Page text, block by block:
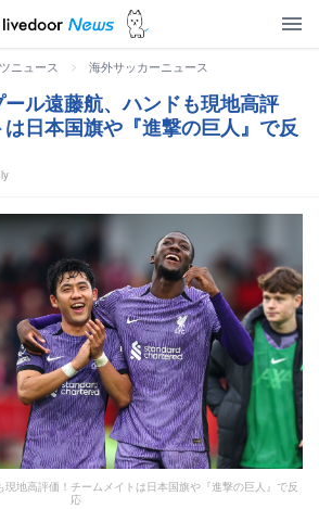
ニュース > 海外サッカーニュース
ール遠藤航、ハンドも現地高評
日本国旗や『進撃の巨人』で反
現地高評価！チームメイトは日本国旗や『進撃の巨人』で反
応